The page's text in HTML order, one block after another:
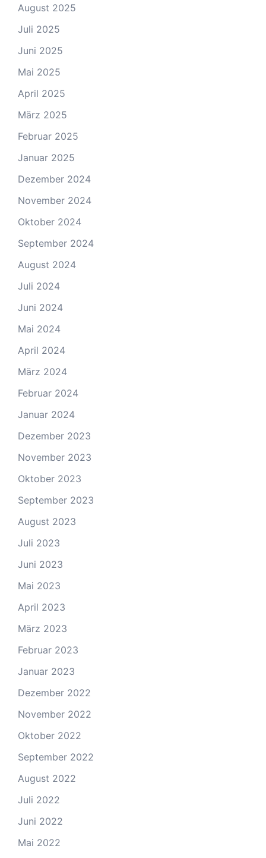
August 2025
Juli 2025
Juni 2025
Mai 2025
April 2025
März 2025
Februar 2025
Januar 2025
Dezember 2024
November 2024
Oktober 2024
September 2024
August 2024
Juli 2024
Juni 2024
Mai 2024
April 2024
März 2024
Februar 2024
Januar 2024
Dezember 2023
November 2023
Oktober 2023
September 2023
August 2023
Juli 2023
Juni 2023
Mai 2023
April 2023
März 2023
Februar 2023
Januar 2023
Dezember 2022
November 2022
Oktober 2022
September 2022
August 2022
Juli 2022
Juni 2022
Mai 2022